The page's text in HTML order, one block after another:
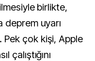
birlikte,
deprem uyarı
çok kişi, Apple
çalıştığını